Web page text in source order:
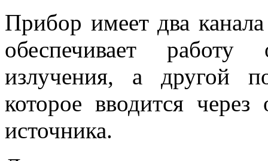
Прибор имеет два
обеспечивает работу
излучения, а другой
которое вводится
источника.